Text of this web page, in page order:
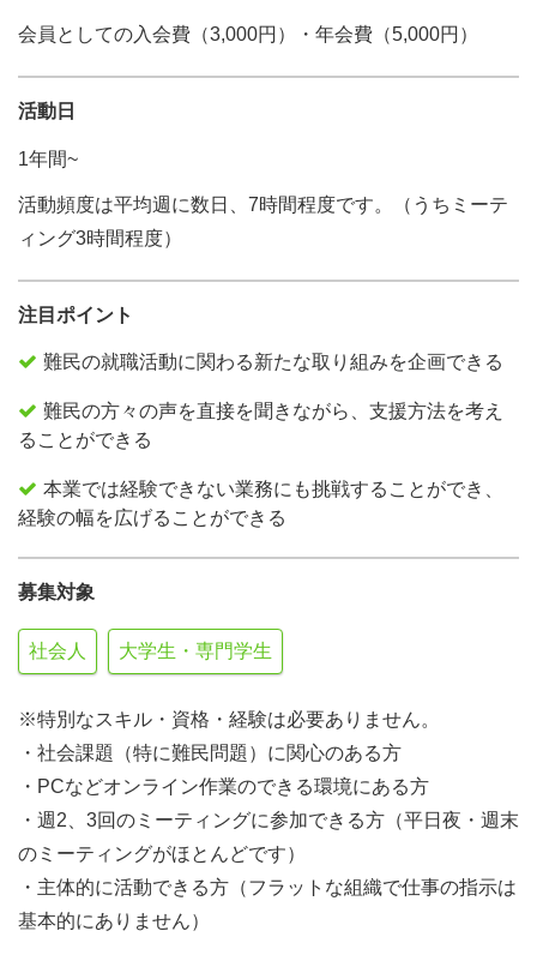
会員としての入会費（3,000円）・年会費（5,000円）
活動日
1年間~
活動頻度は平均週に数日、7時間程度です。（うちミーテ
ィング3時間程度）
注目ポイント
難民の就職活動に関わる新たな取り組みを企画できる
難民の方々の声を直接を聞きながら、支援方法を考え
ることができる
本業では経験できない業務にも挑戦することができ、
経験の幅を広げることができる
募集対象
社会人 大学生・専門学生
※特別なスキル・資格・経験は必要ありません。
・社会課題（特に難民問題）に関心のある方
・PCなどオンライン作業のできる環境にある方
・週2、3回のミーティングに参加できる方（平日夜・週末
のミーティングがほとんどです）
・主体的に活動できる方（フラットな組織で仕事の指示は
基本的にありません）